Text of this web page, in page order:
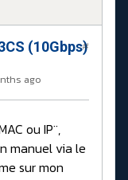
(10Gbps)
ago
#
ou IP¨,
manuel via le
sur mon